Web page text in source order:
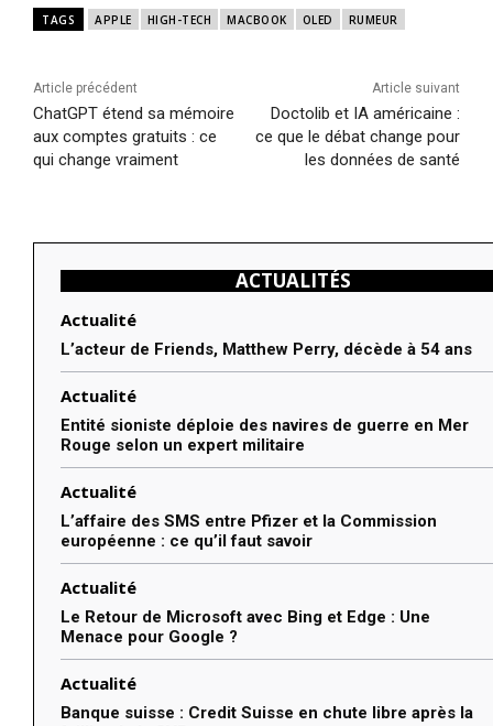
TAGS APPLE HIGH-TECH MACBOOK OLED RUMEUR
Article précédent
ChatGPT étend sa mémoire
aux comptes gratuits : ce
qui change vraiment
Article suivant
Doctolib et IA américaine :
ce que le débat change pour
les données de santé
ACTUALITÉS
Actualité
L’acteur de Friends, Matthew Perry, décède à 54 ans
Actualité
Entité sioniste déploie des navires de guerre en Mer
Rouge selon un expert militaire
Actualité
L’affaire des SMS entre Pfizer et la Commission
européenne : ce qu’il faut savoir
Actualité
Le Retour de Microsoft avec Bing et Edge : Une
Menace pour Google ?
Actualité
Banque suisse : Credit Suisse en chute libre après la